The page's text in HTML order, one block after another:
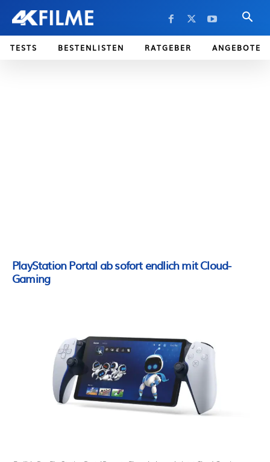
TESTS BESTENLISTEN RATGEBER ANGEBOTE
PlayStation Portal ab sofort endlich mit Cloud-
Gaming